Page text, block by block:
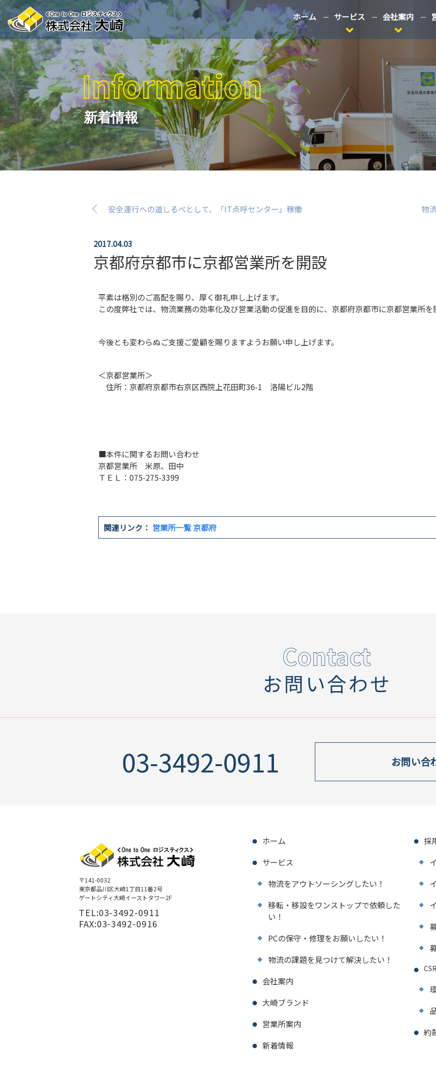
ホーム サービス 会社案内
新着情報
安全運行への道しるべとして、「IT点呼センター」稼働 物
2017.04.03
京都府京都市に京都営業所を開設
平素は格別のご高配を賜り、厚く御礼申し上げます。
この度弊社では、物流業務の効率化及び営業活動の促進を目的に、京都府京都市に京都営業所を
今後とも変わらぬご支援ご愛顧を賜りますようお願い申し上げます。
＜京都営業所＞
住所：京都府京都市右京区西院上花田町36-1 洛陽ビル2階
■本件に関するお問い合わせ
京都営業所 米原、田中
ＴＥＬ：075-275-3399
関連リンク： 営業所一覧 京都府
お問い合わせ
03-3492-0911 お問い合
〒141-0032
東京都品川区大崎1丁目11番2号
ゲートシティ大崎イーストタワー2F
TEL:03-3492-0911
FAX:03-3492-0916
ホーム
サービス
物流をアウトソーシングしたい！
移転・移設をワンストップで依頼した
い！
PCの保守・修理をお願いしたい！
物流の課題を見つけて解決したい！
会社案内
大崎ブランド
営業所案内
新着情報
採
約